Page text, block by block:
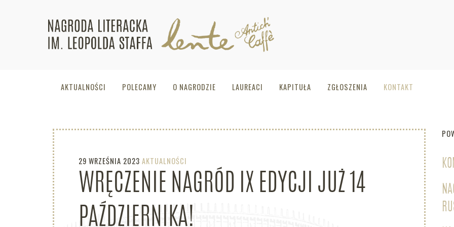
AKTUALNOŚCI POLECAMY O NAGRODZIE LAUREACI KAPITUŁA ZGŁOSZENIA KONTAKT
29 WRZEŚNIA 2023 AKTUALNOŚCI
WRĘCZENIE NAGRÓD IX EDYCJI JUŻ 14
PAŹDZIERNIKA!